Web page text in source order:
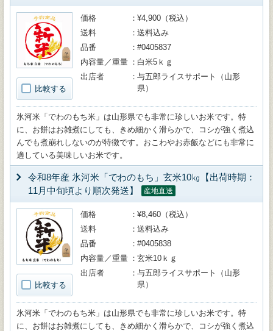
比較する
価格
¥4,900（税込）
送料
送料込み
品番
#0405837
内容量／重量
白米5ｋｇ
出店者
与五郎ライスサポート（山形
県）
氷河米「でわのもち米」は山形県でも非常に珍しいお米です。特
に、お餅はお雑煮にしても、きめ細かく滑らかで、コシが強く煮込
んでも煮崩れしないのが特徴です。おこわやお赤飯などにも非常に
適している美味しいお米です。
令和8年産 氷河米「でわのもち」玄米10㎏【出荷時期：
11月中旬頃より順次発送】
産地直送
比較する
価格
¥8,460（税込）
送料
送料込み
品番
#0405838
内容量／重量
玄米10ｋｇ
出店者
与五郎ライスサポート（山形
県）
氷河米「でわのもち米」は山形県でも非常に珍しいお米です。特
に、お餅はお雑煮にしても、きめ細かく滑らかで、コシが強く煮込